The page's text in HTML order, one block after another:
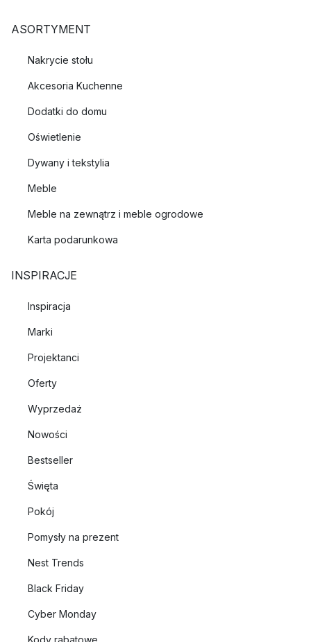
ASORTYMENT
Nakrycie stołu
Akcesoria Kuchenne
Dodatki do domu
Oświetlenie
Dywany i tekstylia
Meble
Meble na zewnątrz i meble ogrodowe
Karta podarunkowa
INSPIRACJE
Inspiracja
Marki
Projektanci
Oferty
Wyprzedaż
Nowości
Bestseller
Święta
Pokój
Pomysły na prezent
Nest Trends
Black Friday
Cyber Monday
Kody rabatowe